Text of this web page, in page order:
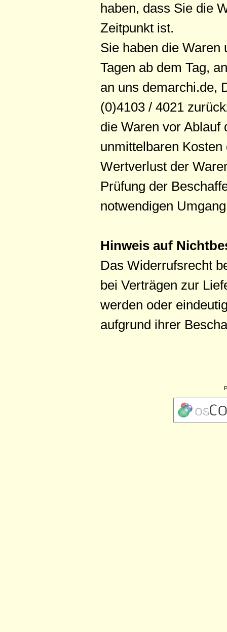
haben, dass Sie die
Zeitpunkt ist.
Sie haben die Waren
Tagen ab dem Tag,
an uns demarchi.de,
(0)4103 / 4021
die Waren vor Ablauf
unmittelbaren
Wertverlust der
Prüfung der
notwendigen
Hinweis auf
Das Widerrufsrecht
bei Verträgen zur
werden oder
aufgrund ihrer